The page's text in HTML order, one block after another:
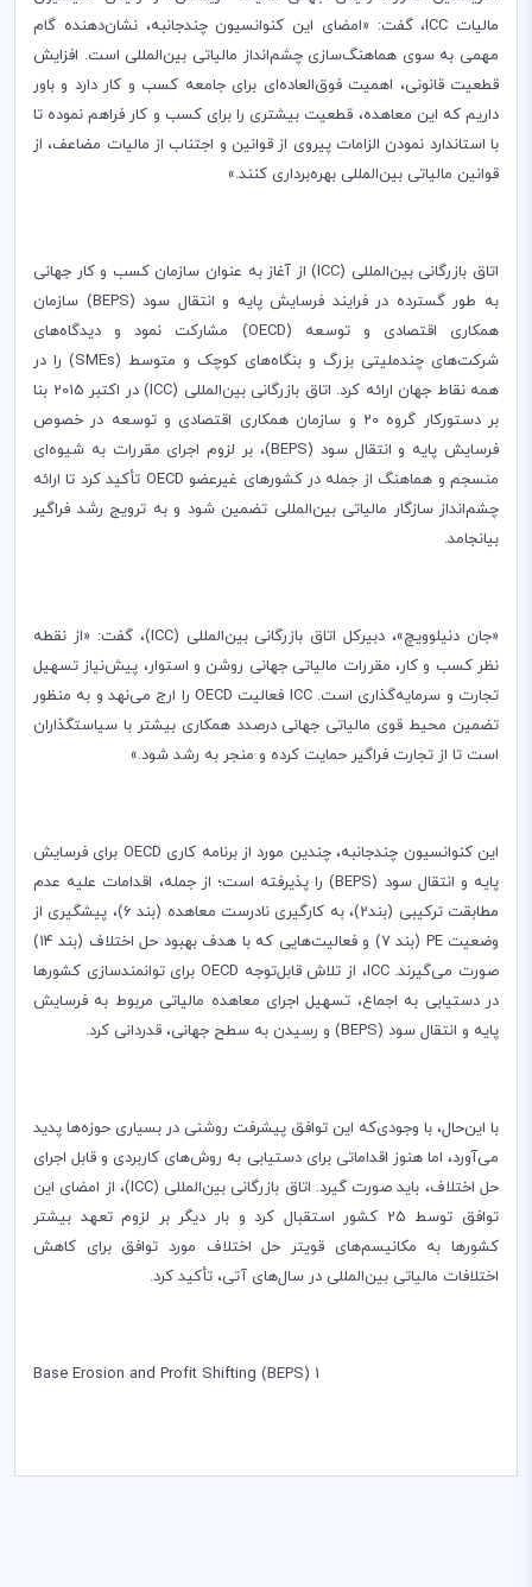
مالیات ICC، گفت: «امضای این کنوانسیون چندجانبه، نشان‌دهنده گام
مهمی به سوی هماهنگ‌سازی چشم‌انداز مالیاتی بین‌المللی است. افزایش
قطعیت قانونی، اهمیت فوق‌العاده‌ای برای جامعه کسب و کار دارد و باور
داریم که این معاهده، قطعیت بیشتری را برای کسب و کار فراهم نموده تا
با استاندارد نمودن الزامات پیروی از قوانین و اجتناب از مالیات مضاعف، از
قوانین مالیاتی بین‌المللی بهره‌برداری کنند.»
اتاق بازرگانی بین‌المللی (ICC) از آغاز به عنوان سازمان کسب و کار جهانی
به طور گسترده در فرایند فرسایش پایه و انتقال سود (BEPS) سازمان
همکاری اقتصادی و توسعه (OECD) مشارکت نمود و دیدگاه‌های
شرکت‌های چندملیتی بزرگ و بنگاه‌های کوچک و متوسط (SMEs) را در
همه نقاط جهان ارائه کرد. اتاق بازرگانی بین‌المللی (ICC
) در اکتبر 2015 بنا
بر دستورکار گروه 20 و سازمان همکاری اقتصادی و توسعه در خصوص
فرسایش پایه و انتقال سود (BEPS)، بر لزوم اجرای مقررات به شیوه‌ای
منسجم و هماهنگ از جمله در کشورهای غیرعضو OECD تأکید کرد تا ارائه
چشم‌انداز سازگار مالیاتی بین‌المللی تضمین شود و به ترویج رشد فراگیر
بیانجامد.
«جان دنیلوویچ»، دبیرکل اتاق بازرگانی بین‌المللی (ICC)، گفت: «از نقطه
نظر کسب و کار، مقررات مالیاتی جهانی روشن و استوار، پیش‌نیاز تسهیل
تجارت و سرمایه‌گذاری است.ICC فعالیت OECD را ارج می‌نهد و به منظور
تضمین محیط قوی مالیاتی جهانی درصدد همکاری بیشتر با سیاستگذاران
است تا از تجارت فراگیر حمایت کرده و منجر به رشد شود.»
این کنوانسیون چندجانبه، چندین مورد از برنامه کاری OECD برای فرسایش
پایه و انتقال سود (BEPS) را پذیرفته است؛ از جمله، اقدامات علیه عدم
مطابقت ترکیبی (بند2)، به کارگیری نادرست معاهده (بند 6)، پیشگیری از
وضعیتPE
(بند 7) و فعالیت‌هایی که با هدف بهبود حل اختلاف (بند 14)
صورت می‌گیرند.ICC، از تلاش قابل‌توجه OECD برای توانمندسازی کشورها
در دستیابی به اجماع، تسهیل اجرای معاهده مالیاتی مربوط به فرسایش
پایه و انتقال سود (BEPS) و رسیدن به سطح جهانی، قدردانی کرد.
با این‌حال، با وجودی‌که این توافق پیشرفت روشنی در بسیاری حوزه‌ها پدید
می‌آورد، اما هنوز اقداماتی برای دستیابی به روش‌های کاربردی و قابل اجرای
حل اختلاف، باید صورت گیرد. اتاق بازرگانی بین‌المللی (ICC)، از امضای این
توافق توسط 25 کشور استقبال کرد و بار دیگر بر لزوم تعهد بیشتر
کشورها به مکانیسم‌های قویتر حل اختلاف مورد توافق برای کاهش
اختلافات مالیاتی بین‌المللی در سال‌های آتی، تأکید کرد.
1
(Base Erosion and Profit Shifting (BEPS